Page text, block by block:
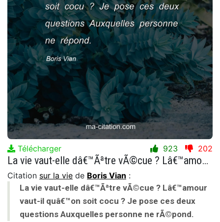
Télécharger 923 202
La vie vaut-elle dâ€™Ãªtre vÃ©cue ? Lâ€™amour vaut-il quâ€™on soit cocu ? Je pose ces deux questions Auxquelles personne ne rÃ©pond.
Citation sur la vie de Boris Vian :
La vie vaut-elle dâ€™Ãªtre vÃ©cue ? Lâ€™amour
vaut-il quâ€™on soit cocu ? Je pose ces deux
questions Auxquelles personne ne rÃ©pond.